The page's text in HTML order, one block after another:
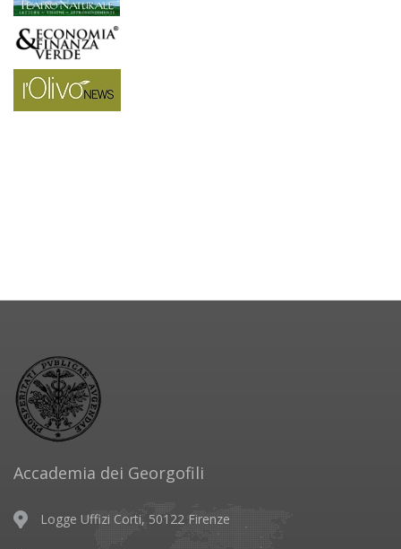
Accademia dei Georgofili
Logge Uffizi Corti, 50122 Firenze